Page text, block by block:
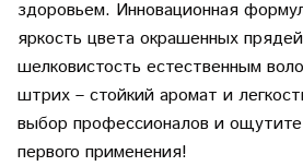
здоровьем. Инновационная
яркость цвета окрашенных
шелковистость естественным
штрих – стойкий аромат и
выбор профессионалов и
первого применения!